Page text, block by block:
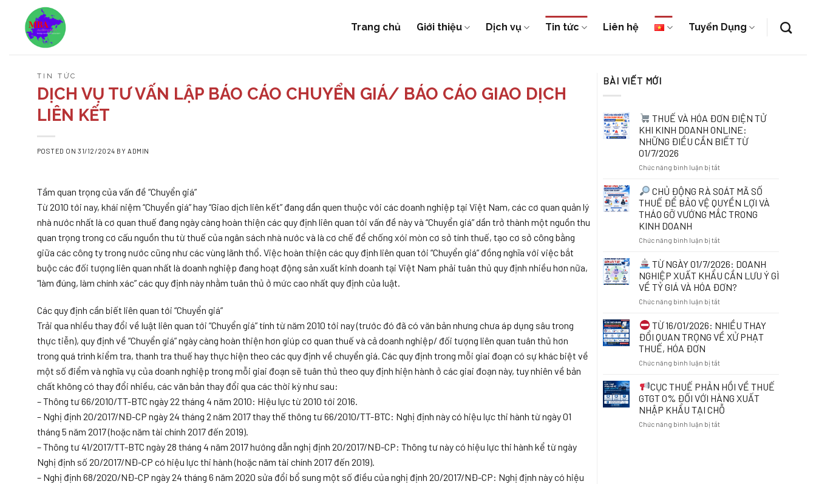
content
Trang chủ Giới thiệu Dịch vụ Tin tức Liên hệ Tuyển Dụng
TIN TỨC
DỊCH VỤ TƯ VẤN LẬP BÁO CÁO CHUYỂN GIÁ/ BÁO CÁO GIAO DỊCH
LIÊN KẾT
POSTED ON31/12/2024 BY ADMIN
Tầm quan trọng của vấn đề “Chuyển giá”
Từ 2010 tới nay, khái niệm “Chuyển giá” hay “Giao dịch liên kết” đang dần quen thuộc với các doanh nghiệp tại Việt Nam, các cơ quan quản lý
nhà nước nhất là cơ quan thuế đang ngày càng hoàn thiện các quy định liên quan tới vấn đề này và “Chuyển giá” dần trở thành một nguồn thu
quan trọng trong cơ cấu nguồn thu từ thuế của ngân sách nhà nước và là cơ chế để chống xói mòn cơ sở tính thuế, tạo cơ sở công bằng
giữa các công ty trong nước cũng như các vùng lãnh thổ. Việc hoàn thiện các quy định liên quan tới “Chuyển giá” đồng nghĩa với việc bắt
buộc các đối tượng liên quan nhất là doanh nghiệp đang hoạt động sản xuất kinh doanh tại Việt Nam phải tuân thủ quy định nhiều hơn nữa,
“làm đúng, làm chính xác” các quy định này nhằm tuân thủ ở mức cao nhất quy định của luật.
Các quy định cần biết liên quan tới “Chuyển giá”
Trải qua nhiều thay đổi về luật liên quan tới “Chuyển giá” tính từ năm 2010 tới nay (trước đó đã có văn bản nhưng chưa áp dụng sâu trong
thực tiễn), quy định về “Chuyển giá” ngày càng hoàn thiện hơn giúp cơ quan thuế và cả doanh nghiệp/ đối tượng liên quan tuân thủ hơn
trong quá trình kiểm tra, thanh tra thuế hay thực hiện theo các quy định về chuyển giá. Các quy định trong mỗi giai đoạn có sự khác biệt về
một số điểm và nghĩa vụ của doanh nghiệp trong mỗi giai đoạn sẽ tuân thủ theo quy định hiện hành ở các giai đoạn này, tuy nhiên về bản
chất không có thay đổi nhiều, các văn bản thay đổi qua các thời kỳ như sau:
– Thông tư 66/2010/TT-BTC ngày 22 tháng 4 năm 2010: Hiệu lực từ 2010 tới 2016.
– Nghị định 20/2017/NĐ-CP ngày 24 tháng 2 năm 2017 thay thế thông tư 66/2010/TT-BTC: Nghị định này có hiệu lực thi hành từ ngày 01
tháng 5 năm 2017 (hoặc năm tài chính 2017 đến 2019).
– Thông tư 41/2017/TT-BTC ngày 28 tháng 4 năm 2017 hướng dẫn nghị định 20/2017/NĐ-CP: Thông tư này có hiệu lực thi hành kể từ ngày
Nghị định số 20/2017/NĐ-CP có hiệu lực thi hành (hoặc năm tài chính 2017 đến 2019).
– Nghị định 68/2020/NĐ-CP ngày 24 tháng 6 năm 2020 sửa đổi bổ sung một số điều của nghị định 20/2017/NĐ-CP: Nghị định này có hiệu
BÀI VIẾT MỚI
THUẾ VÀ HÓA ĐƠN ĐIỆN TỬ
KHI KINH DOANH ONLINE:
NHỮNG ĐIỀU CẦN BIẾT TỪ
01/7/2026
Chức năng bình luận bị tắtở
THUẾ
VÀ
HÓA
ĐƠN
TỬ
DOANH
ONLINE:
NHỮNG
ĐIỀU
BIẾT
TỪ
01/7/2026
CHỦ ĐỘNG RÀ SOÁT MÃ SỐ
THUẾ ĐỂ BẢO VỆ QUYỀN LỢI VÀ
THÁO GỠ VƯỚNG MẮC TRONG
KINH DOANH
Chức năng bình luận bị tắtở
CHỦ
ĐỘNG
RÀ
SOÁT
MÃ
THUẾ
ĐỂ
BẢO
QUYỀN
VÀ
THÁO
GỠ
VƯỚNG
MẮC
TỪ NGÀY 01/7/2026: DOANH
NGHIỆP XUẤT KHẨU CẦN LƯU Ý GÌ
VỀ TỶ GIÁ VÀ HÓA ĐƠN?
Chức năng bình luận bị tắtở
TỪ
NGÀY
01/7/2026:
NGHIỆP
KHẨU
CẦN
LƯU
Ý
GÌ
TỪ 16/01/2026: NHIỀU THAY
ĐỔI QUAN TRỌNG VỀ XỬ PHẠT
THUẾ, HÓA ĐƠN
Chức năng bình luận bị tắtở
TỪ
16/01/2026:
NHIỀU
THAY
ĐỔI
CỤC THUẾ PHẢN HỒI VỀ THUẾ
GTGT 0% ĐỐI VỚI HÀNG XUẤT
NHẬP KHẨU TẠI CHỖ
Chức năng bình luận bị tắtở